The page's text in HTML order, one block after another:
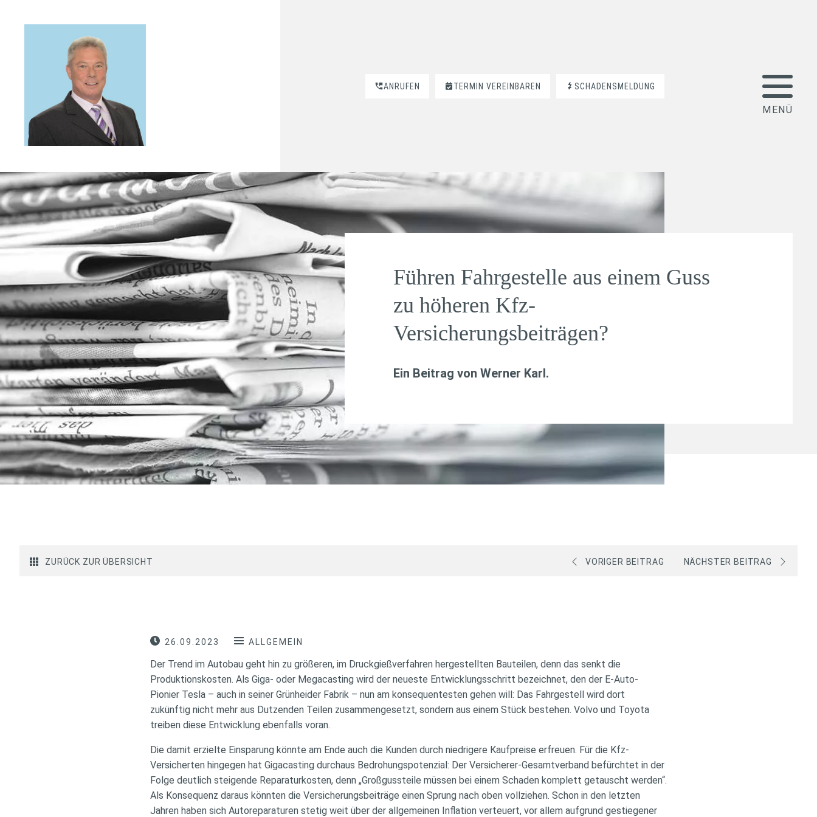
ANRUFEN TERMIN VEREINBAREN SCHADENSMELDUNG
Führen Fahrgestelle aus einem Guss
zu höheren Kfz-
Versicherungsbeiträgen?
Ein Beitrag von Werner Karl.
ZURÜCK ZUR ÜBERSICHT VORIGER BEITRAG NÄCHSTER BEITRAG
26.09.2023 ALLGEMEIN
Der Trend im Autobau geht hin zu größeren, im Druckgießverfahren hergestellten Bauteilen, denn das senkt die
Produktionskosten. Als Giga- oder Megacasting wird der neueste Entwicklungsschritt bezeichnet, den der E-Auto-
Pionier Tesla – auch in seiner Grünheider Fabrik – nun am konsequentesten gehen will: Das Fahrgestell wird dort
zukünftig nicht mehr aus Dutzenden Teilen zusammengesetzt, sondern aus einem Stück bestehen. Volvo und Toyota
treiben diese Entwicklung ebenfalls voran.
Die damit erzielte Einsparung könnte am Ende auch die Kunden durch niedrigere Kaufpreise erfreuen. Für die Kfz-
Versicherten hingegen hat Gigacasting durchaus Bedrohungspotenzial: Der Versicherer-Gesamtverband befürchtet in der
Folge deutlich steigende Reparaturkosten, denn „Großgussteile müssen bei einem Schaden komplett getauscht werden“.
Als Konsequenz daraus könnten die Versicherungsbeiträge einen Sprung nach oben vollziehen. Schon in den letzten
Jahren haben sich Autoreparaturen stetig weit über der allgemeinen Inflation verteuert, vor allem aufgrund gestiegener